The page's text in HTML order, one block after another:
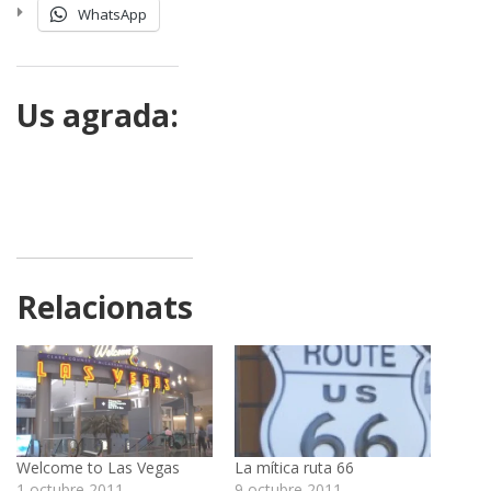
WhatsApp
Us agrada:
Relacionats
Welcome to Las Vegas
La mítica ruta 66